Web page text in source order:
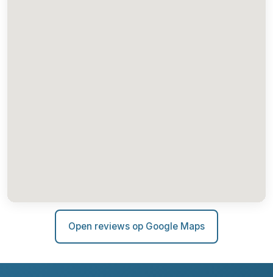
Open reviews op Google Maps